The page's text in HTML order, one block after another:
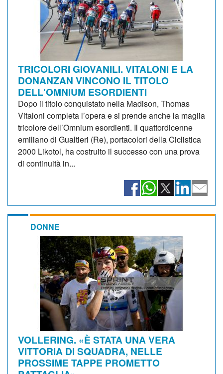
TRICOLORI GIOVANILI. VITALONI E LA
DONANZAN VINCONO IL TITOLO
DELL'OMNIUM ESORDIENTI
Dopo il titolo conquistato nella Madison, Thomas
Vitaloni completa l’opera e si prende anche la maglia
tricolore dell’Omnium esordienti. Il quattordicenne
emiliano di Gualtieri (Re), portacolori della Ciclistica
2000 Likotol, ha costruito il successo con una prova
di continuità in...
DONNE
VOLLERING. «È STATA UNA VERA
VITTORIA DI SQUADRA, NELLE
PROSSIME TAPPE PROMETTO